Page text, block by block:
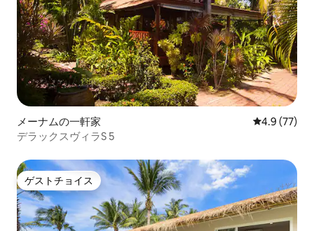
メーナムの一軒家 レビュー77
4.9 (77)
デラックスヴィラS 5
ゲストチョイス
ゲストチョイス